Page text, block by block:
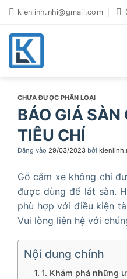
Bỏ
nội
dung
kienlinh.nhi@gmail.com
CHƯA ĐƯỢC PHÂN LOẠI
BÁO GIÁ
TIÊU CHÍ
Đăng vào 29/03/2023 bởi
Gỗ căm xe không chỉ
được dùng để lát sàn.
phù hợp với điều kiện
Vui lòng liên hệ với
Nội dung chính
1. Khám phá những